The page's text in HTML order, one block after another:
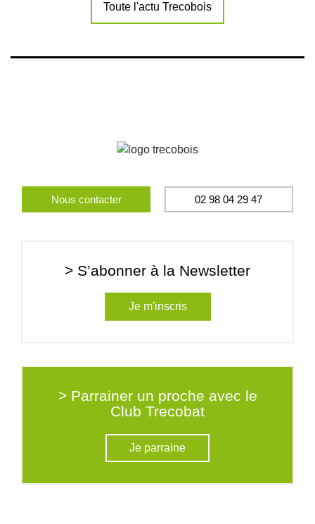
Toute l'actu Trecobois
Nous contacter 02 98 04 29 47
> S’abonner à la Newsletter
Je m'inscris
> Parrainer un proche avec le
Club Trecobat
Je parraine